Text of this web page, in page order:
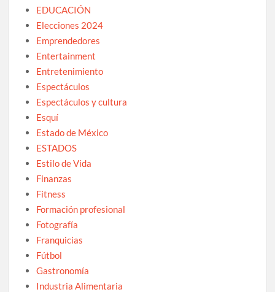
EDUCACIÓN
Elecciones 2024
Emprendedores
Entertainment
Entretenimiento
Espectáculos
Espectáculos y cultura
Esquí
Estado de México
ESTADOS
Estilo de Vida
Finanzas
Fitness
Formación profesional
Fotografía
Franquicias
Fútbol
Gastronomía
Industria Alimentaria